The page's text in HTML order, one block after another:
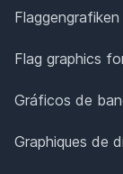
Flag graphics
Gráficos de
Graphiques de